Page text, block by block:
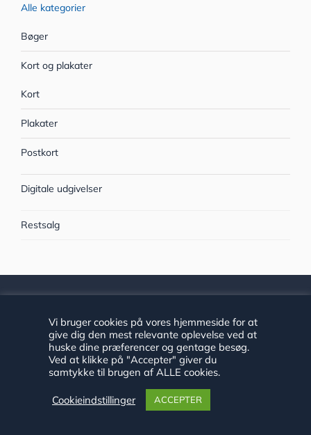
Alle kategorier
Bøger
Kort og plakater
Kort
Plakater
Postkort
Digitale udgivelser
Restsalg
HISTORIE HADERSLEV
Historie Haderslev består af et arkiv og to museer med
ansvarsområde i Haderslev Kommune.
Vi bruger cookies på vores hjemmeside for at
give dig den mest relevante oplevelse ved at
huske dine præferencer og gentage besøg.
Ved at klikke på "Accepter" giver du
samtykke til brugen af ALLE cookies.
Cookieindstillinger ACCEPTER